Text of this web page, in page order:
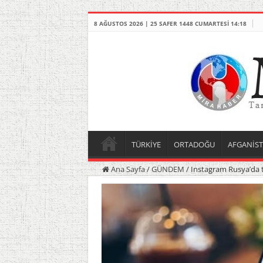
8 AĞUSTOS 2026 | 25 SAFER 1448 CUMARTESI 14:18
TÜRKİYE ORTADOĞU
Ana Sayfa/GÜNDEM /Instagram